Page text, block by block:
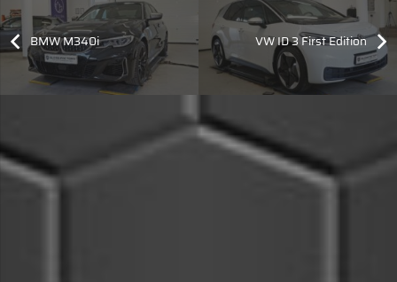
BMW M340i VW ID 3 First Edition